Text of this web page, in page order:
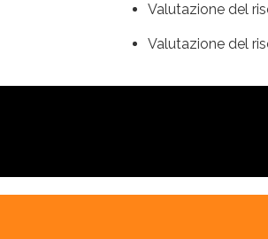
Valutazione del
Valutazione del